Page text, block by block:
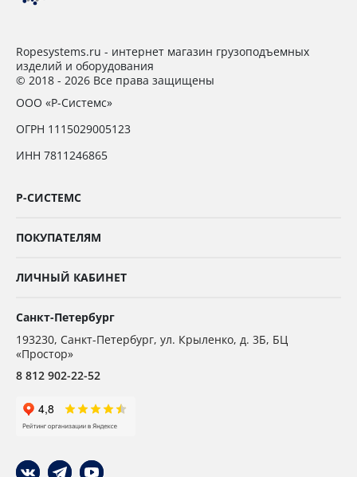
Ropesystems.ru - интернет магазин грузоподъемных
изделий и оборудования
© 2018 - 2026 Все права защищены
ООО «Р-Системс»
ОГРН 1115029005123
ИНН 7811246865
Р-СИСТЕМС
ПОКУПАТЕЛЯМ
ЛИЧНЫЙ КАБИНЕТ
Санкт-Петербург
193230, Санкт-Петербург, ул. Крыленко, д. 3Б, БЦ
«Простор»
8 812 902-22-52